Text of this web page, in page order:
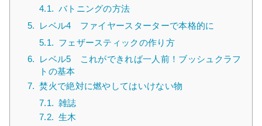
4.1. バトニングの方法
5.
レベル4 ファイヤースターターで本格的に
5.1. フェザースティックの作り方
6.
レベル5 これができれば一人前！ブッシュクラフ
トの基本
7. 焚火で絶対に燃やしてはいけない物
7.1. 雑誌
7.2. 生木